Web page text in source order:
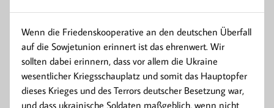
Wenn die Friedenskooperative an den deutschen Überfall
auf die Sowjetunion erinnert ist das ehrenwert. Wir
sollten dabei erinnern, dass vor allem die Ukraine
wesentlicher Kriegsschauplatz und somit das Hauptopfer
dieses Krieges und des Terrors deutscher Besetzung war,
und dass ukrainische Soldaten maßgeblich, wenn nicht